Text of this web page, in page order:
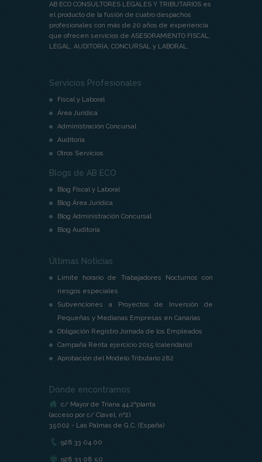
AB ECO CONSULTORES LEGALES Y TRIBUTARIOS es
el producto de la fusión de cuatro despachos
profesionales con más de 20 años de experiencia
que ofrecen servicios de ASESORAMIENTO FISCAL,
LEGAL, AUDITORÍA, CONCURSAL y LABORAL.
Servicios Profesionales
Fiscal y Laboral
Área Jurídica
Administración Concursal
Auditoría
Otros Servicios
Blogs de AB ECO
Blog Fiscal y Laboral
Blog Área Jurídica
Blog Administración Concursal
Blog Auditoría
Últimas Noticias
Límite horario de Trabajadores Nocturnos con
riesgos especiales
Subvenciones a Proyectos de Inversión de
Pequeñas y Medianas Empresas en Canarias
Obligación Registro Jornada de los Empleados
Campaña Renta ejercicio 2015 (calendario)
Aprobación del Modelo Tributario 282
Dónde encontrarnos
c/ Mayor de Triana 44,2ªplanta
(acceso por c/ Clavel, nº2)
35002 - Las Palmas de G.C. (España)
928 33 04 00
928 33 08 50